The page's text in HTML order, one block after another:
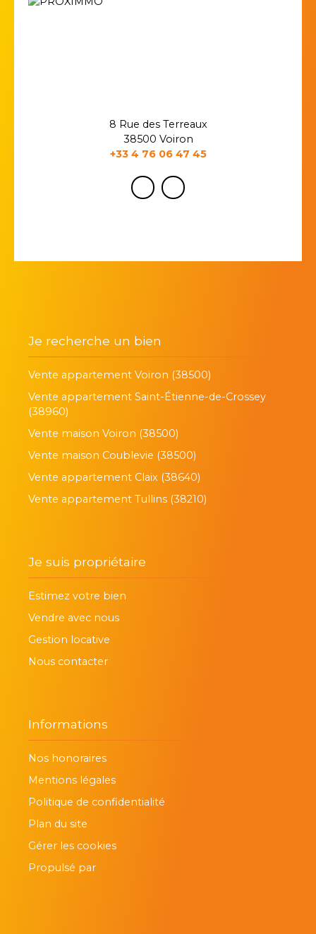
8 Rue des Terreaux
38500 Voiron
+33 4 76 06 47 45
Je recherche un bien
Vente appartement Voiron (38500)
Vente appartement Saint-Étienne-de-Crossey
(38960)
Vente maison Voiron (38500)
Vente maison Coublevie (38500)
Vente appartement Claix (38640)
Vente appartement Tullins (38210)
Je suis propriétaire
Estimez votre bien
Vendre avec nous
Gestion locative
Nous contacter
Informations
Nos honoraires
Mentions légales
Politique de confidentialité
Plan du site
Gérer les cookies
Propulsé par